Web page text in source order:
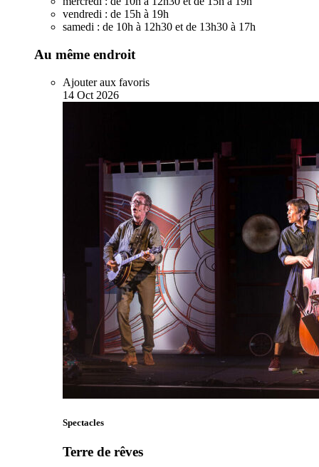
vendredi : de 15h à 19h
samedi : de 10h à 12h30 et de 13h30 à 17h
Au même endroit
Ajouter aux favoris
14 Oct 2026
Spectacles
Terre de rêves